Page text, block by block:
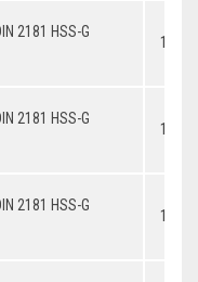
2181 HSS-G
2181 HSS-G
2181 HSS-G